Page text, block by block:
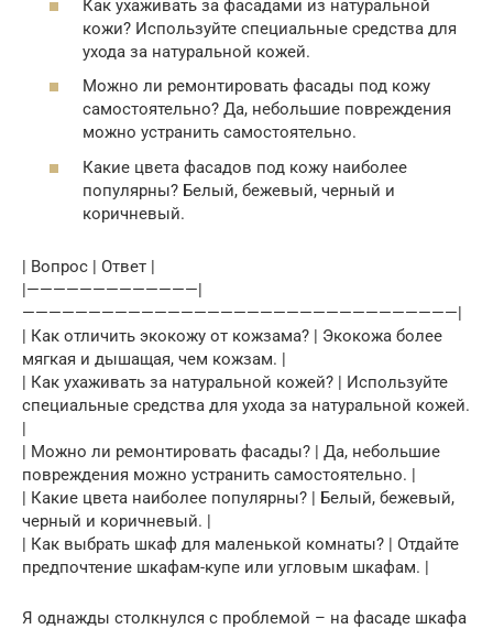
Как ухаживать за фасадами из натуральной
кожи? Используйте специальные средства для
ухода за натуральной кожей.
Можно ли ремонтировать фасады под кожу
самостоятельно? Да, небольшие повреждения
можно устранить самостоятельно.
Какие цвета фасадов под кожу наиболее
популярны? Белый, бежевый, черный и
коричневый.
| Вопрос | Ответ |
|—————————————|
—————————————————————————————————|
| Как отличить экокожу от кожзама? | Экокожа более
мягкая и дышащая, чем кожзам. |
| Как ухаживать за натуральной кожей? | Используйте
специальные средства для ухода за натуральной кожей.
|
| Можно ли ремонтировать фасады? | Да, небольшие
повреждения можно устранить самостоятельно. |
| Какие цвета наиболее популярны? | Белый, бежевый,
черный и коричневый. |
| Как выбрать шкаф для маленькой комнаты? | Отдайте
предпочтение шкафам-купе или угловым шкафам. |
Я однажды столкнулся с проблемой – на фасаде шкафа